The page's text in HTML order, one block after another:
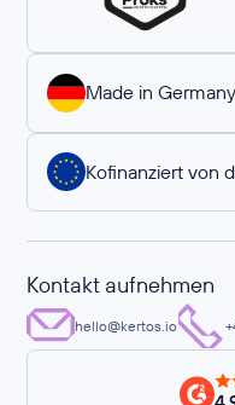
Made in Germany
Kofinanziert von
Kontakt aufnehmen
hello@kertos.io